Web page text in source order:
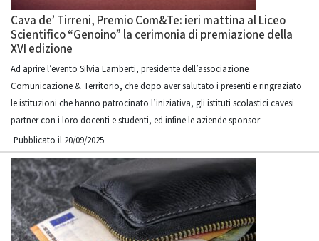
Cava de’ Tirreni, Premio Com&Te: ieri mattina al Liceo
Scientifico “Genoino” la cerimonia di premiazione della
XVI edizione
Ad aprire l’evento Silvia Lamberti, presidente dell’associazione
Comunicazione & Territorio, che dopo aver salutato i presenti e ringraziato
le istituzioni che hanno patrocinato l’iniziativa, gli istituti scolastici cavesi
partner con i loro docenti e studenti, ed infine le aziende sponsor
Pubblicato il 20/09/2025